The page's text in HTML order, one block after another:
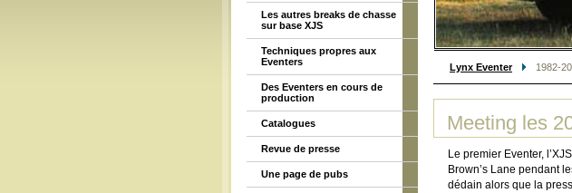
Lynx Eventer 1982-
Meeting les
Le premier Eventer,
Brown’s Lane pendant
dédain alors que la
Les autres breaks de chasse
sur base XJS
Techniques propres aux
Eventers
Des Eventers en cours de
production
Catalogues
Revue de presse
Une page de pubs